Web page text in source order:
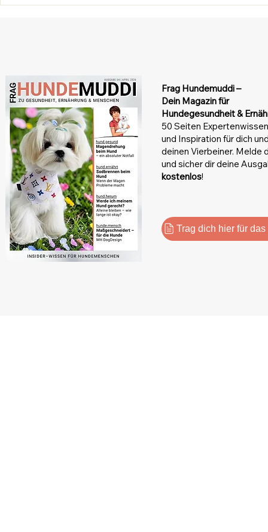
Behandlung
Frag Hundemuddi –
Dein Magazinfür
Hundegesundheit &
50 Seiten
und Inspiration für dich
deinen Vierbeiner. Melde
und sicher dir deine
kostenlos!
Trag dich hier für